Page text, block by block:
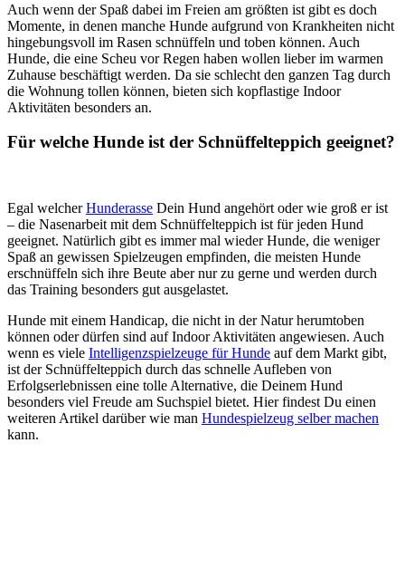
Auch wenn der Spaß dabei im Freien am größten ist gibt es doch
Momente, in denen manche Hunde aufgrund von Krankheiten nicht
hingebungsvoll im Rasen schnüffeln und toben können. Auch
Hunde, die eine Scheu vor Regen haben wollen lieber im warmen
Zuhause beschäftigt werden. Da sie schlecht den ganzen Tag durch
die Wohnung tollen können, bieten sich kopflastige Indoor
Aktivitäten besonders an.
Für welche Hunde ist der Schnüffelteppich geeignet?
Egal welcherHunderasse Dein Hund angehört oder wie groß er ist
– die Nasenarbeit mit dem Schnüffelteppich ist für jeden Hund
geeignet. Natürlich gibt es immer mal wieder Hunde, die weniger
Spaß an gewissen Spielzeugen empfinden, die meisten Hunde
erschnüffeln sich ihre Beute aber nur zu gerne und werden durch
das Training besonders gut ausgelastet.
Hunde mit einem Handicap, die nicht in der Natur herumtoben
können oder dürfen sind auf Indoor Aktivitäten angewiesen. Auch
wenn es viele Intelligenzspielzeuge für Hunde auf dem Markt gibt,
ist der Schnüffelteppich durch das schnelle Aufleben von
Erfolgserlebnissen eine tolle Alternative, die Deinem Hund
besonders viel Freude am Suchspiel bietet. Hier findest Du einen
weiteren Artikel darüber wie man Hundespielzeug selber machen
kann.